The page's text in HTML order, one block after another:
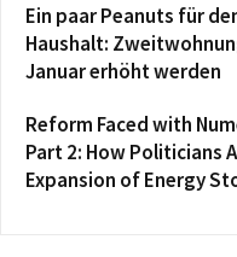
Ein paar Peanuts für
Haushalt:
Januar erhöht werden
Reform Faced with
Part 2: How Politicians
Expansion of Energy